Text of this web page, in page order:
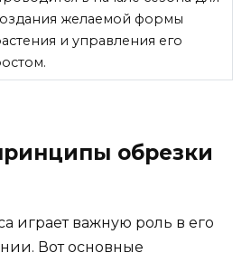
желаемой формы
и управления его
обрезки
играет важную роль в его
Вот основные